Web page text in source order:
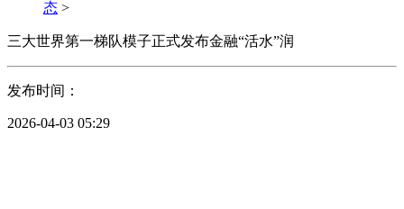
态 >
三大世界第一梯队模子正式发布金融“活水”润
发布时间：
2026-04-03 05:29